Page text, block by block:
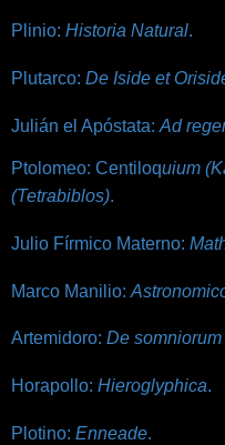
Plinio: Historia Natural.
Plutarco: De Iside et
Julián el Apóstata: Ad
Ptolomeo: Centiloquium
(Tetrabiblos).
Julio Fírmico Materno:
Marco Manilio:
Artemidoro: De
Horapollo: Hieroglyphica.
Plotino: Enneade.